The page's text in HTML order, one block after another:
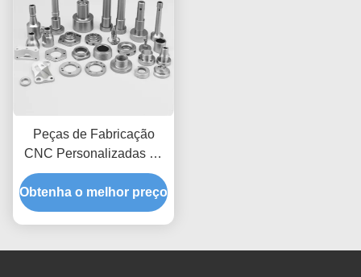
Peças de Fabricação
CNC Personalizadas de
Alta Precisão e Duráveis
para Automotiva e
Eletrônicos
Obtenha o melhor preço